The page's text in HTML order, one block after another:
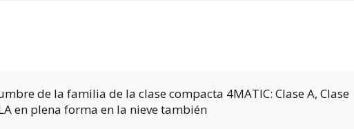
de la familia de la clase compacta 4MATIC: Clase A, Clase
en plena forma en la nieve también